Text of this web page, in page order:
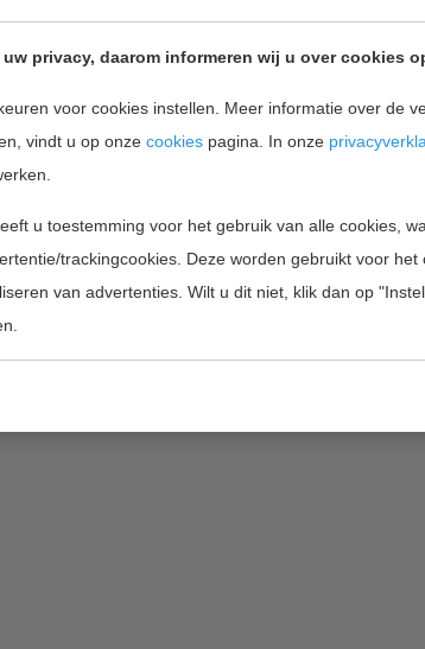
privacy, daarom informeren wij u over cookies
voor cookies instellen. Meer informatie over de
vindt u op onze cookies pagina. In onze
u toestemming voor het gebruik van alle cookies,
trackingcookies. Deze worden gebruikt voor het
van advertenties. Wilt u dit niet, klik dan op
Home Projectfinanciering Wie zijn wij